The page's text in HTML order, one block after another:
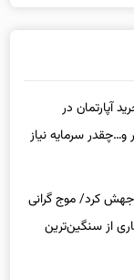
در
سرمایه نیاز
از سنگین‌ترین